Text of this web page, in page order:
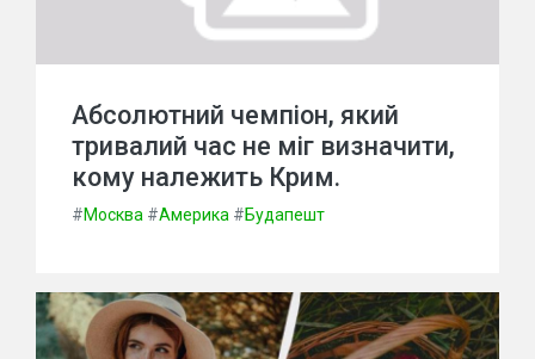
Абсолютний чемпіон, який
тривалий час не міг визначити,
кому належить Крим.
#Москва #Америка #Будапешт